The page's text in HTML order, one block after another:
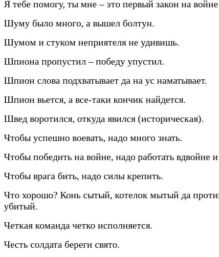
Я тебе помогу, ты мне – это первый закон на
Шуму было много, а вышел болтун.
Шумом и стуком неприятеля не удивишь.
Шпиона пропустил – победу упустил.
Шпион слова подхватывает да на ус наматывает.
Шпион вьется, а все-таки кончик найдется.
Швед воротился, откуда явился (историческая).
Чтобы успешно воевать, надо много знать.
Чтобы победить на войне, надо работать вдвойне
Чтобы врага бить, надо силы крепить.
Что хорошо? Конь сытый, котелок мытый да
убитый.
Четкая команда четко исполняется.
Честь солдата береги свято.